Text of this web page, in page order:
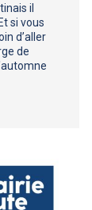
il
si vous
d’aller
de